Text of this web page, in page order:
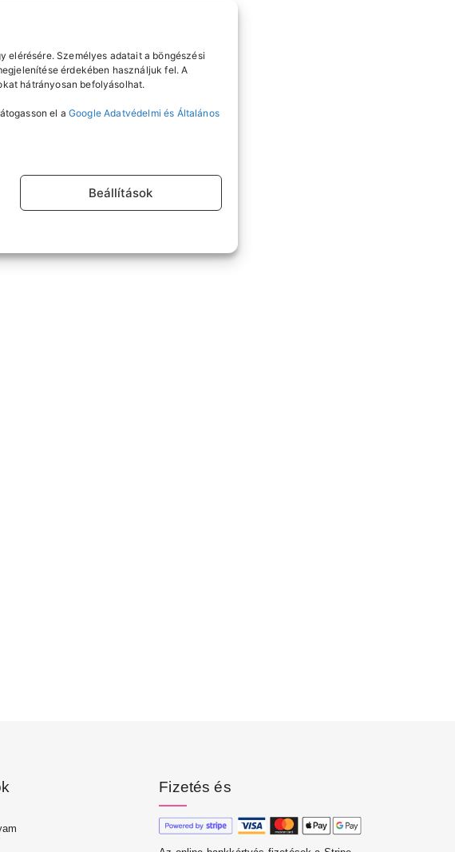
Személyes adatait a böngészési
érdekében használjuk fel. A
hátrányosan befolyásolhat.
el a Google Adatvédelmi és Általános
Beállítások
Fizetés és